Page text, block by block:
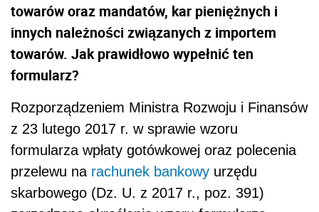
towarów oraz mandatów, kar pieniężnych i
innych należności związanych z importem
towarów. Jak prawidłowo wypełnić ten
formularz?
Rozporządzeniem Ministra Rozwoju i Finansów
z 23 lutego 2017 r. w sprawie wzoru
formularza wpłaty gotówkowej oraz polecenia
przelewu na rachunek bankowy urzędu
skarbowego (Dz. U. z 2017 r., poz. 391)